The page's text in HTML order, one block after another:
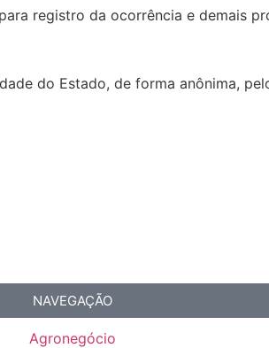
registro da ocorrência e demais
do Estado, de forma anônima,
NAVEGAÇÃO
Agronegócio